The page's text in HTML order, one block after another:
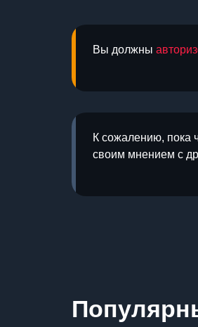
Вы должны
К сожалению, пока
своим мнением с